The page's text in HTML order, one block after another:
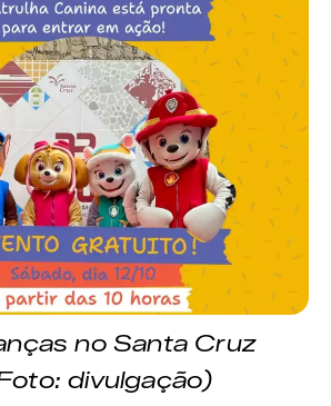
no Santa Cruz
divulgação)